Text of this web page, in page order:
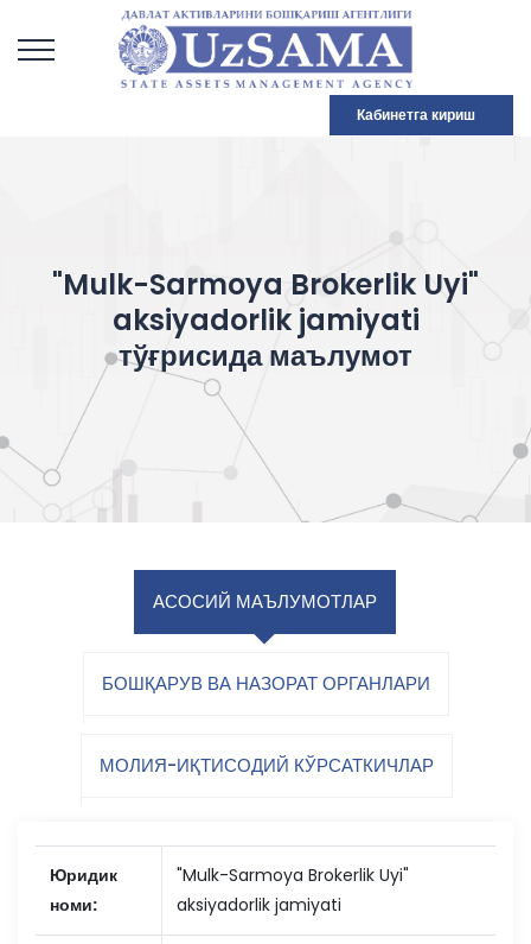
Кабинетга кириш
"Mulk-Sarmoya Brokerlik Uyi"
aksiyadorlik jamiyati
тўғрисида маълумот
АСОСИЙ МАЪЛУМОТЛАР
БОШҚАРУВ ВА НАЗОРАТ ОРГАНЛАРИ
МОЛИЯ-ИҚТИСОДИЙ КЎРСАТКИЧЛАР
Юридик
номи:
"Mulk-Sarmoya Brokerlik Uyi"
aksiyadorlik jamiyati